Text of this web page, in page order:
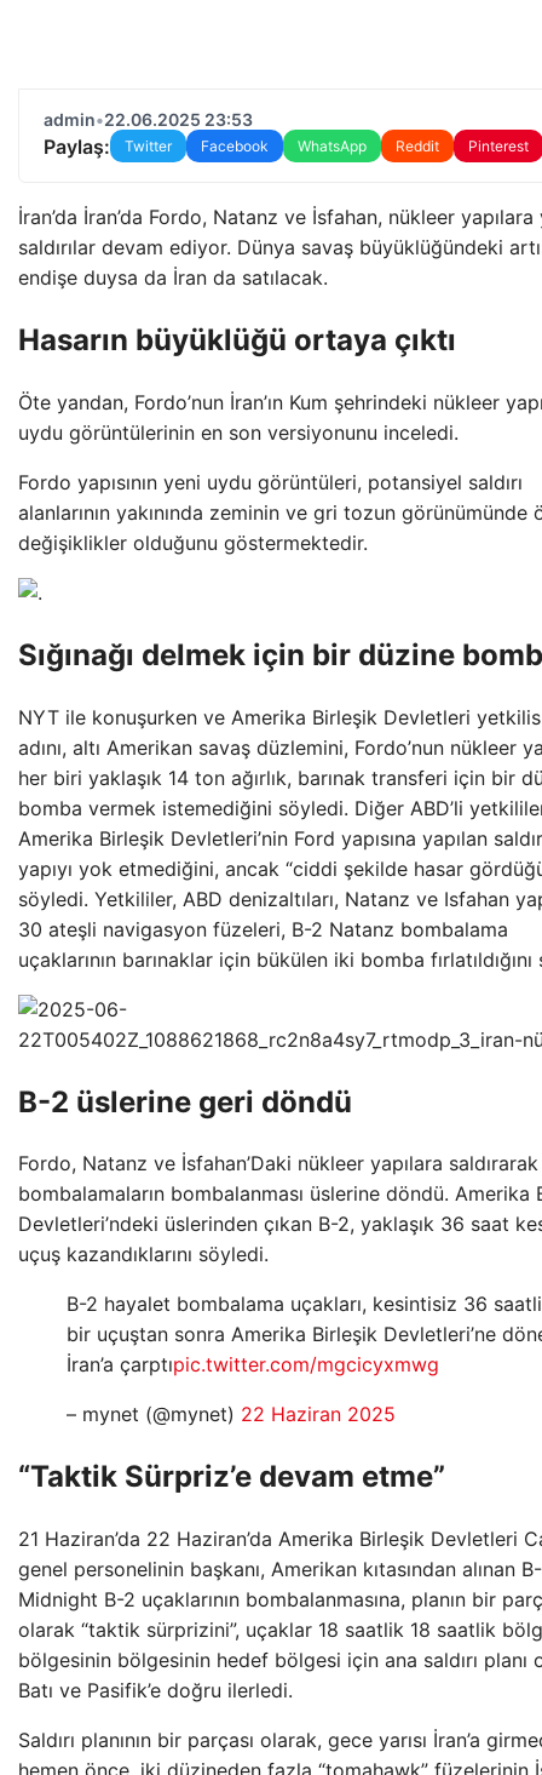
admin•22.06.2025 23:53
Paylaş: Twitter Facebook WhatsApp Reddit Pinterest
İran’da İran’da Fordo, Natanz ve İsfahan, nükleer
saldırılar devam ediyor. Dünya savaş büyüklüğündeki
endişe duysa da İran da satılacak.
Hasarın büyüklüğü ortaya çıktı
Öte yandan, Fordo’nun İran’ın Kum şehrindeki nükleer
uydu görüntülerinin en son versiyonunu inceledi.
Fordo yapısının yeni uydu görüntüleri, potansiyel saldırı
alanlarının yakınında zeminin ve gri tozun görünümünde
değişiklikler olduğunu göstermektedir.
Sığınağı delmek için bir düzine
NYT ile konuşurken ve Amerika Birleşik Devletleri
adını, altı Amerikan savaş düzlemini, Fordo’nun nükleer
her biri yaklaşık 14 ton ağırlık, barınak transferi için bir
bomba vermek istemediğini söyledi. Diğer ABD’li
Amerika Birleşik Devletleri’nin Ford yapısına yapılan
yapıyı yok etmediğini, ancak “ciddi şekilde hasar
söyledi. Yetkililer, ABD denizaltıları, Natanz ve Isfahan
30 ateşli navigasyon füzeleri, B-2 Natanz bombalama
uçaklarının barınaklar için bükülen iki bomba
B-2 üslerine geri döndü
Fordo, Natanz ve İsfahan’Daki ​​nükleer yapılara saldırarak
bombalamaların bombalanması üslerine döndü. Amerika
Devletleri’ndeki üslerinden çıkan B-2, yaklaşık 36 saat
uçuş kazandıklarını söyledi.
B-2 hayalet bombalama uçakları, kesintisiz 36
bir uçuştan sonra Amerika Birleşik Devletleri’ne
İran’a çarptıpic.twitter.com/mgcicyxmwg
– mynet (@mynet) 22 Haziran 2025
“Taktik Sürpriz’e devam etme”
21 Haziran’da 22 Haziran’da Amerika Birleşik Devletleri
genel personelinin başkanı, Amerikan kıtasından alınan
Midnight B-2 uçaklarının bombalanmasına, planın bir
olarak “taktik sürprizini”, uçaklar 18 saatlik 18 saatlik
bölgesinin bölgesinin hedef bölgesi için ana saldırı planı
Batı ve Pasifik’e doğru ilerledi.
Saldırı planının bir parçası olarak, gece yarısı İran’a